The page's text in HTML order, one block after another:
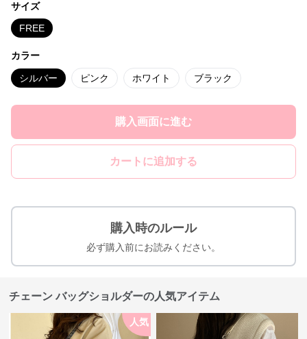
サイズ
FREE
カラー
シルバー ピンク ホワイト ブラック
購入画面に進む
カートに追加する
購入時のルール
必ず購入前にお読みください。
チェーン バッグショルダーの人気アイテム
人気